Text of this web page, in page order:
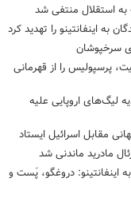
به استقلال منتفی شد
به اینفانتینو را تهدید کرد
سرخپوشان
پرسپولیس را از قهرمانی
لیگ‌های اروپایی علیه
مقابل اسرائیل ایستاد
مادرید ماندنی شد
اینفانتینو: دروغگو، پَست‌ و